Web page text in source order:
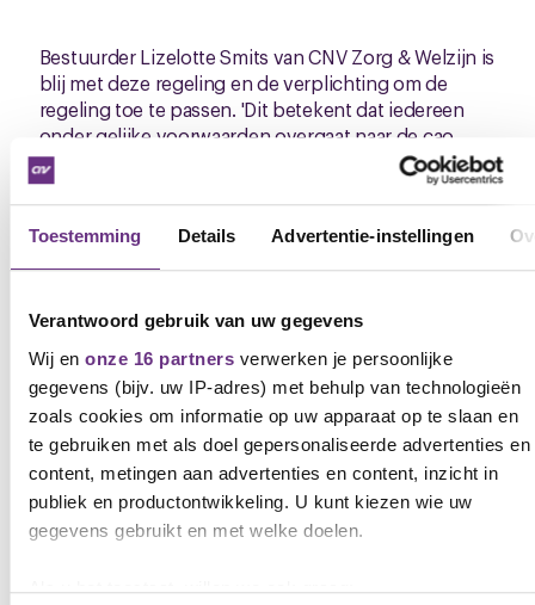
Toestemming Details Advertentie-instellingen
Verantwoord gebruik van uw gegevens
Wij en onze 16 partnersverwerken je persoonlijke
gegevens (bijv. uw IP-adres) met behulp van technologieën
zoals cookies om informatie op uw apparaat op te slaan en
te gebruiken met als doel gepersonaliseerde advertenties en
content, metingen aan advertenties en content, inzicht in
publiek en productontwikkeling. U kunt kiezen wie uw
gegevens gebruikt en met welke doelen.
Als u het toestaat, willen we ook graag:
Bestuurder Lizelotte Smits van CNV Zorg & Welzijn is
blij met deze regeling en de verplichting om de
regeling toe te passen. 'Dit betekent dat iedereen
onder gelijke voorwaarden overgaat naar de cao
Kinderopvang. Met deze afspraken behoudt
iedereen zijn salaris en is er geen sprake van een
eenzijdige wijziging van andere
arbeidsvoorwaarden. Er is sprake van een
geleidelijke overgang naar de cao Kinderopvang.'
Klikhierom het principe akkoord te lezen.
Gerelateerd nieuws
Zie al het nieuws
NIEUWS ONDERZOEK